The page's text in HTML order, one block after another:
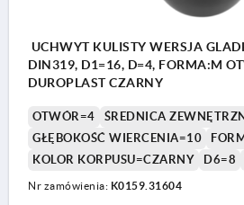
UCHWYT KULISTY WERSJA
DIN319, D1=16, D=4, FORMA:M
DUROPLAST CZARNY
OTWÓR=4
ŚREDNICA
GŁĘBOKOŚĆ WIERCENIA=10
KOLOR KORPUSU=CZARNY
D6=8
Nr zamówienia: K0159.31604